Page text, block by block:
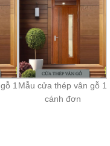
1 Mẫu cửa thép vân gỗ 1
cánh đơn